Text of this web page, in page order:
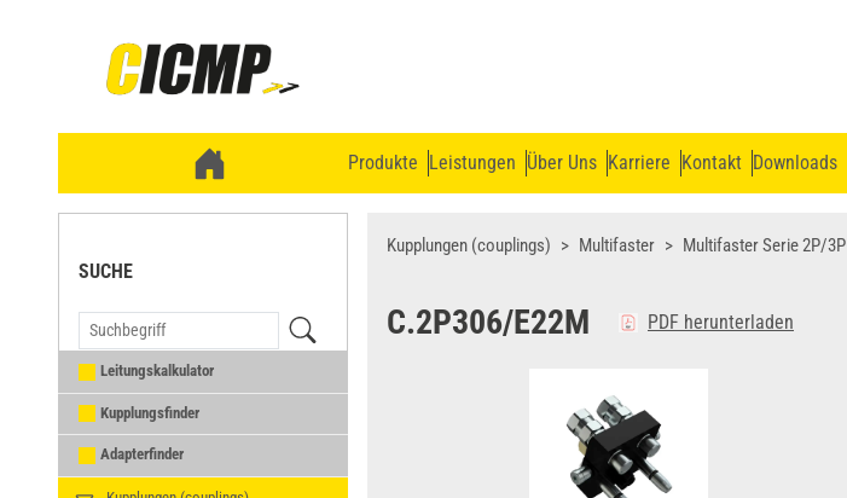
Produkte Leistungen Über Uns Karriere Kontakt Downloads
SUCHE
Leitungskalkulator
Kupplungsfinder
Adapterfinder
Kupplungen (couplings) Multifaster Multifaster Serie 2P/3P
C.2P306/E22M PDF herunterladen